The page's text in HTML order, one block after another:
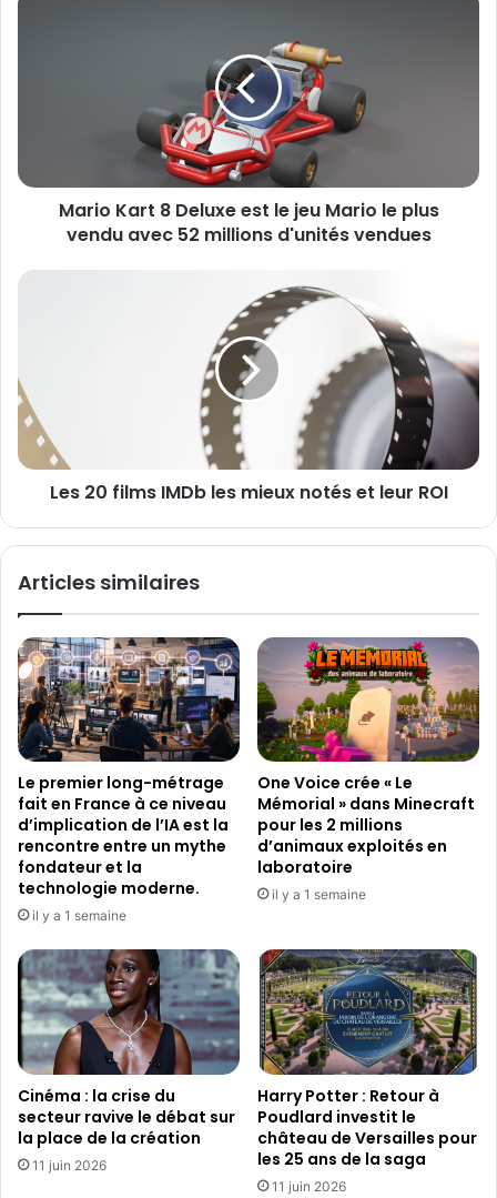
s
m
t
l
s
e
u
a
o
l
e
p
l
s
v
n
d
u
v
e
c
5
m
i
l
l
i
Mario Kart 8 Deluxe est le jeu Mario le plus
vendu avec 52 millions d'unités vendues
L
0
f
m
b
s
m
i
e
u
n
o
t
é
s
e
l
e
u
r
R
O
I
Les 20 films IMDb les mieux notés et leur ROI
Articles similaires
Le premier long-métrage
fait en France à ce niveau
d’implication de l’IA est la
rencontre entre un mythe
fondateur et la
technologie moderne.
il y a 1 semaine
One Voice crée « Le
Mémorial » dans Minecraft
pour les 2 millions
d’animaux exploités en
laboratoire
il y a 1 semaine
Cinéma : la crise du
secteur ravive le débat sur
la place de la création
11 juin 2026
Harry Potter : Retour à
Poudlard investit le
château de Versailles pour
les 25 ans de la saga
11 juin 2026